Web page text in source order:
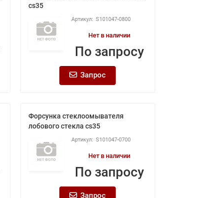
cs35
S101047-0800
Нет в наличии
По запросу
Запрос
Форсунка стеклоомывателя
лобового стекла cs35
S101047-0700
Нет в наличии
По запросу
Запрос